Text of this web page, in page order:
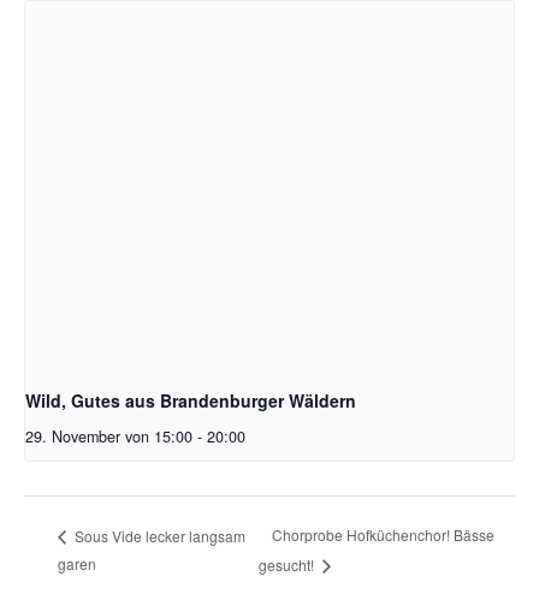
Wild, Gutes aus Brandenburger Wäldern
29. November von 15:00 - 20:00
Sous Vide lecker langsam
garen
Chorprobe Hofküchenchor! Bässe
gesucht!